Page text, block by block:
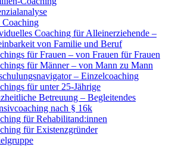
Coaching für Alleinerziehende –
von Familie und Beruf
für Frauen – von Frauen für Frauen
für Männer – von Mann zu Mann
– Einzelcoaching
für unter 25-Jährige
Betreuung – Begleitendes
nach § 16k
für Rehabilitand:innen
für Existenzgründer